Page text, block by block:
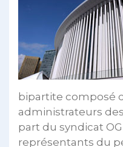
bipartite composé
administrateurs
part du syndicat
représentants du